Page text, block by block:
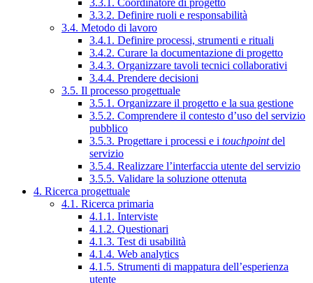
3.3.1. Coordinatore di progetto
3.3.2. Definire ruoli e responsabilità
3.4. Metodo di lavoro
3.4.1. Definire processi, strumenti e rituali
3.4.2. Curare la documentazione di progetto
3.4.3. Organizzare tavoli tecnici collaborativi
3.4.4. Prendere decisioni
3.5. Il processo progettuale
3.5.1. Organizzare il progetto e la sua gestione
3.5.2. Comprendere il contesto d’uso del servizio
pubblico
3.5.3. Progettare i processi e i touchpointdel
servizio
3.5.4. Realizzare l’interfaccia utente del servizio
3.5.5. Validare la soluzione ottenuta
4. Ricerca progettuale
4.1. Ricerca primaria
4.1.1. Interviste
4.1.2. Questionari
4.1.3. Test di usabilità
4.1.4. Web analytics
4.1.5. Strumenti di mappatura dell’esperienza
utente